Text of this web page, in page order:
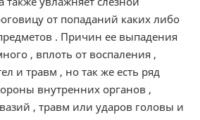
от попаданий каких либо
. Причин ее выпадения
, вплоть от воспаления ,
и травм , но так же есть ряд
внутренних органов ,
, травм или ударов головы и